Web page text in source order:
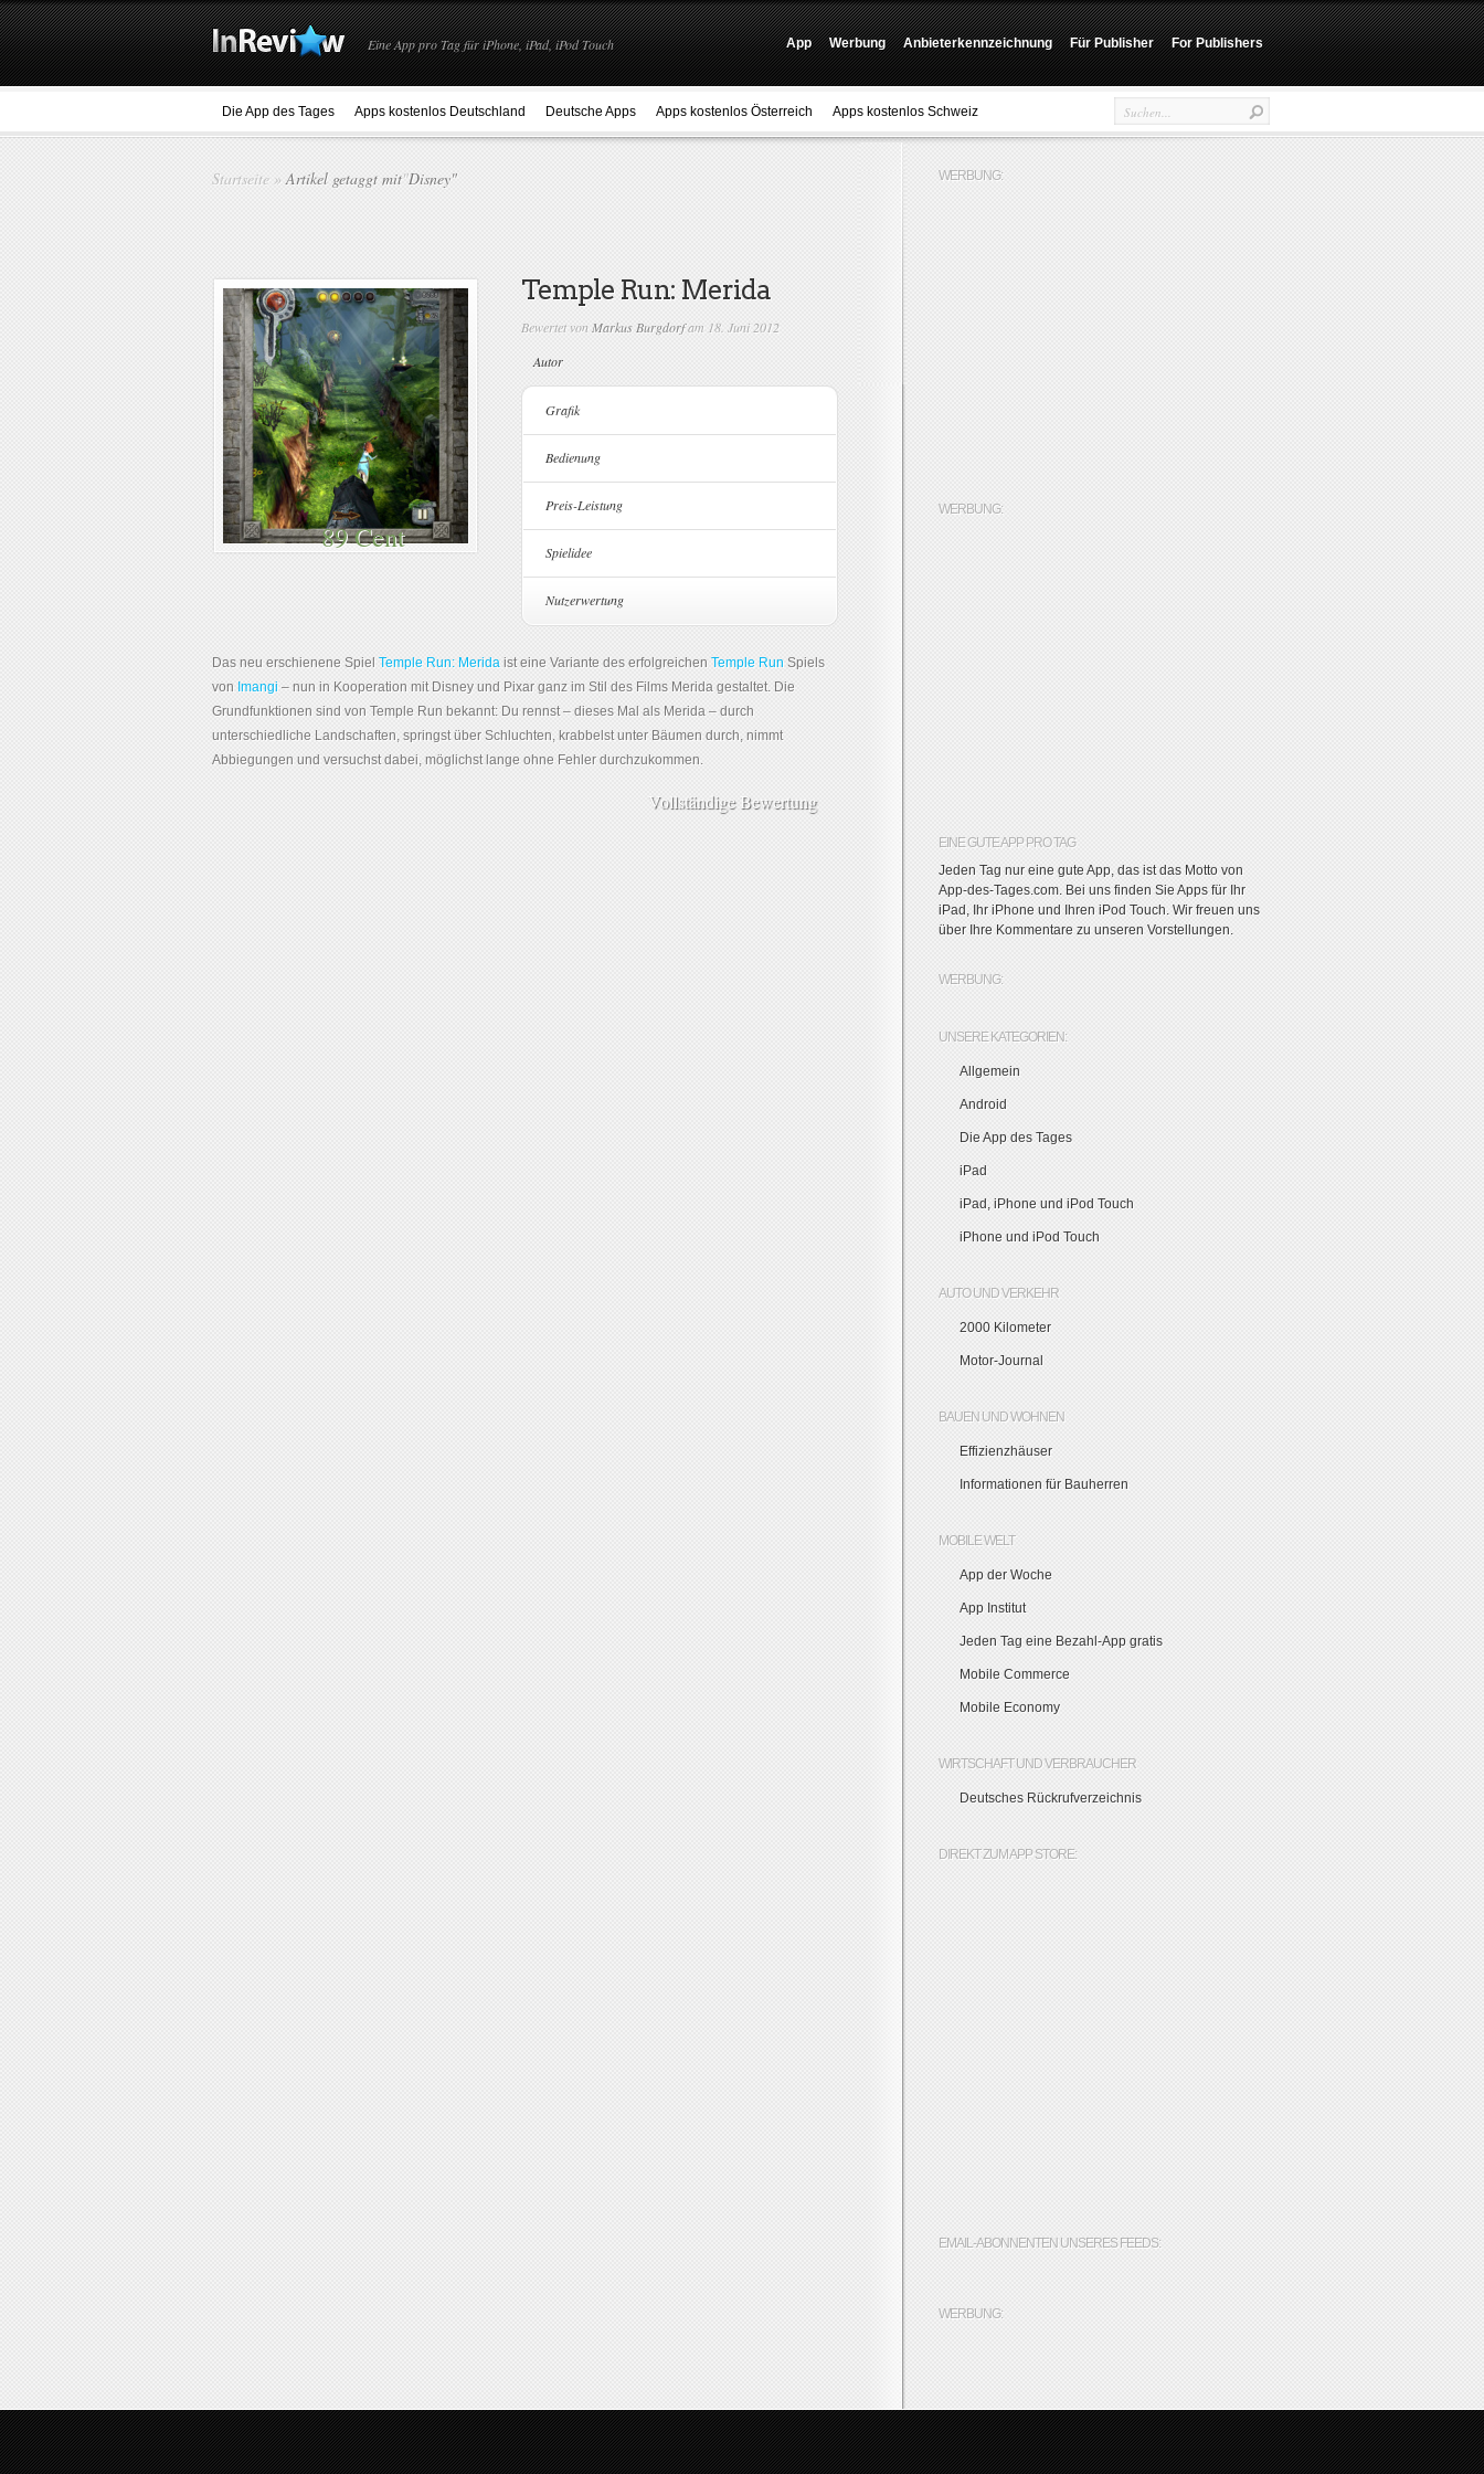
Eine App pro Tag für iPhone, iPad, iPod Touch App Werbung Anbieterkennzeichnung Für Publisher For Publishers
Die App des Tages Apps kostenlos Deutschland Deutsche Apps Apps kostenlos Österreich Apps kostenlos Schweiz
Startseite »Artikel getaggt mit"Disney"
89 Cent
Temple Run: Merida
Bewertet von Markus Burgdorfam 18. Juni 2012
Autor
Grafik
Bedienung
Preis-Leistung
Spielidee
Nutzerwertung
Das neu erschienene Spiel Temple Run: Merida ist eine Variante des erfolgreichen Temple Run Spiels
von Imangi – nun in Kooperation mit Disney und Pixar ganz im Stil des Films Merida gestaltet. Die
Grundfunktionen sind von Temple Run bekannt: Du rennst – dieses Mal als Merida – durch
unterschiedliche Landschaften, springst über Schluchten, krabbelst unter Bäumen durch, nimmt
Abbiegungen und versuchst dabei, möglichst lange ohne Fehler durchzukommen.
Vollständige Bewertung
WERBUNG:
WERBUNG:
EINE GUTE APP PRO TAG
Jeden Tag nur eine gute App, das ist das Motto von
App-des-Tages.com. Bei uns finden Sie Apps für Ihr
iPad, Ihr iPhone und Ihren iPod Touch. Wir freuen uns
über Ihre Kommentare zu unseren Vorstellungen.
WERBUNG:
UNSERE KATEGORIEN:
Allgemein
Android
Die App des Tages
iPad
iPad, iPhone und iPod Touch
iPhone und iPod Touch
AUTO UND VERKEHR
2000 Kilometer
Motor-Journal
BAUEN UND WOHNEN
Effizienzhäuser
Informationen für Bauherren
MOBILE WELT
App der Woche
App Institut
Jeden Tag eine Bezahl-App gratis
Mobile Commerce
Mobile Economy
WIRTSCHAFT UND VERBRAUCHER
Deutsches Rückrufverzeichnis
DIREKT ZUM APP STORE:
EMAIL-ABONNENTEN UNSERES FEEDS:
WERBUNG: